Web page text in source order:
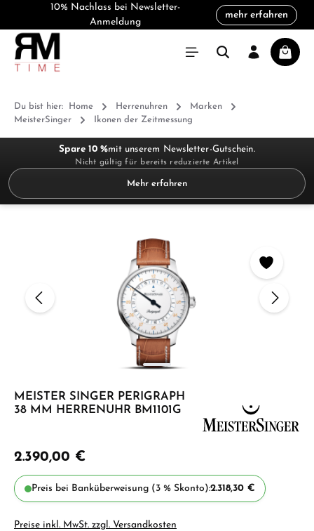
10% Nachlass bei Newsletter-
Anmeldung
mehr erfahren
Du bist hier: Home Herrenuhren
Marken
MeisterSinger
Ikonen der Zeitmessung
Spare 10 %mit unserem Newsletter-Gutschein.
Nicht gültig für bereits reduzierte Artikel
Mehr erfahren
MEISTER SINGER PERIGRAPH
38 MM HERRENUHR BM1101G
2.390,00 €
Preis bei Banküberweisung (3 % Skonto):2.318,30 €
Preise inkl. MwSt. zzgl. Versandkosten